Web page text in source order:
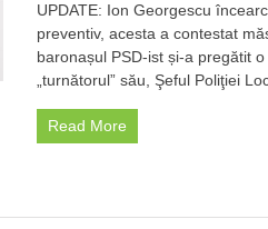
UPDATE: Ion Georgescu
preventiv, acesta a contestat
baronașul PSD-ist și-a pregătit
„turnătorul” său, Şeful Poliţiei
Read More